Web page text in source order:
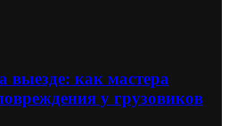
выезде: как мастера
у грузовиков